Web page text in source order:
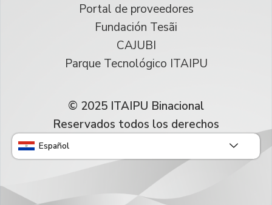
Portal de proveedores
Fundación Tesãi
CAJUBI
Parque Tecnológico ITAIPU
© 2025 ITAIPU Binacional
Reservados todos los derechos
Español